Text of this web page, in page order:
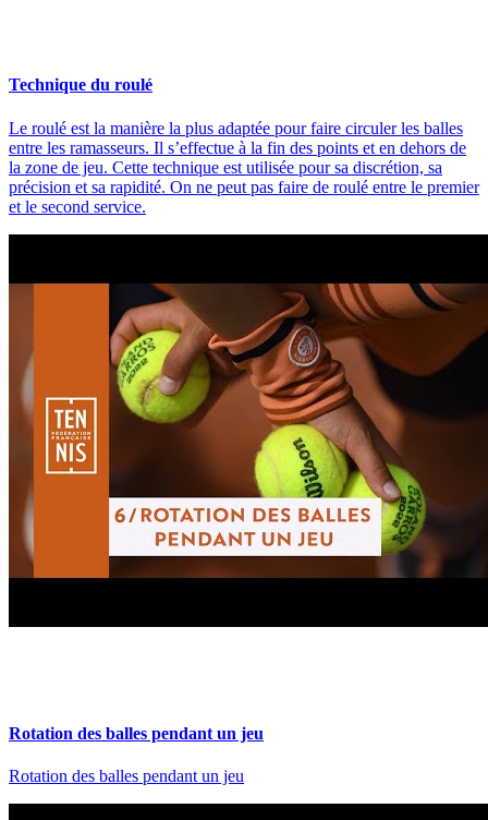
Technique du roulé
Le roulé est la manière la plus adaptée pour faire circuler les balles
entre les ramasseurs. Il s’effectue à la fin des points et en dehors de
la zone de jeu. Cette technique est utilisée pour sa discrétion, sa
précision et sa rapidité. On ne peut pas faire de roulé entre le premier
et le second service.
Rotation des balles pendant un jeu
Rotation des balles pendant un jeu